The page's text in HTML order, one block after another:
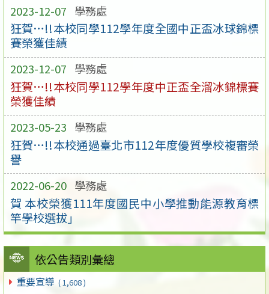
2023-12-07 學務處
狂賀…!!本校同學112學年度全國中正盃冰球錦標
賽榮獲佳績
2023-12-07 學務處
狂賀…!!本校同學112學年度中正盃全溜冰錦標賽
榮獲佳績
2023-05-23 學務處
狂賀…!!本校通過臺北市112年度優質學校複審榮
譽
2022-06-20 學務處
賀 本校榮獲111年度國民中小學推動能源教育標
竿學校選拔」
依公告類別彙總
重要宣導 ( 1,608 )